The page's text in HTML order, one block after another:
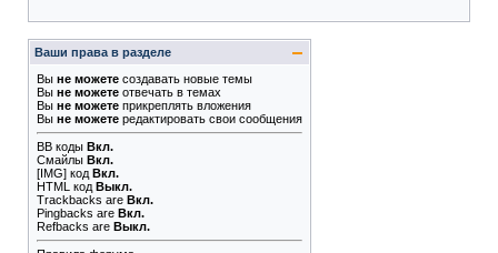
Ваши права в разделе
Вы не можете создавать новые темы
Вы не можете отвечать в темах
Вы не можете прикреплять вложения
Вы не можете редактировать свои сообщения
BB коды Вкл.
Смайлы Вкл.
[IMG] код Вкл.
HTML код Выкл.
Trackbacks are Вкл.
Pingbacks are Вкл.
Refbacks are Выкл.